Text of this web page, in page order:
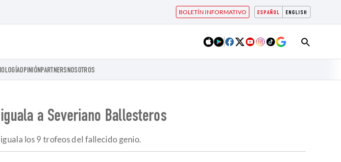
ESPAÑOL ENGLISH
BOLETÍN INFORMATIVO
OPINIÓNPARTNERSNOSOTROS
a Severiano Ballesteros
los 9 trofeos del fallecido genio.